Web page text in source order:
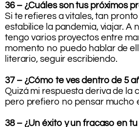
36 – ¿Cuáles son tus próximos
Si te refieres a vitales, tan
estabilice la pandemia, viajar. A
tengo varios proyectos entre
momento no puedo hablar de
literario, seguir escribiendo.
37 – ¿Cómo te ves dentro de 5
Quizá mi respuesta deriva de la
pero prefiero no pensar mucho
38 – ¿Un éxito y un fracaso en